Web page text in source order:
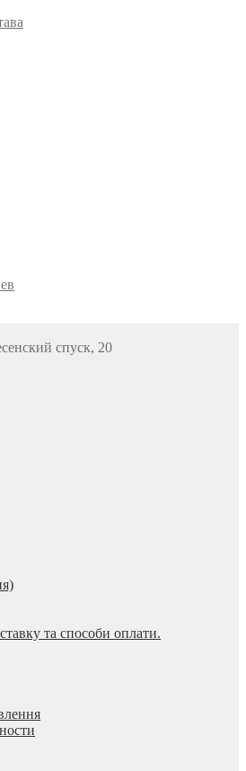
спуск, 20
та способи оплати.